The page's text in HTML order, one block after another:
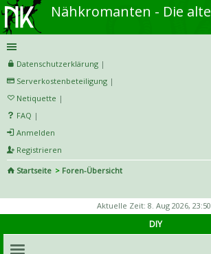
Datenschutzerklärung |
Serverkostenbeteiligung |
Netiquette |
FAQ |
Anmelden
Registrieren
Startseite
Foren-Übersicht
Aktuelle Zeit: 8. Aug 2026, 23:50
DIY